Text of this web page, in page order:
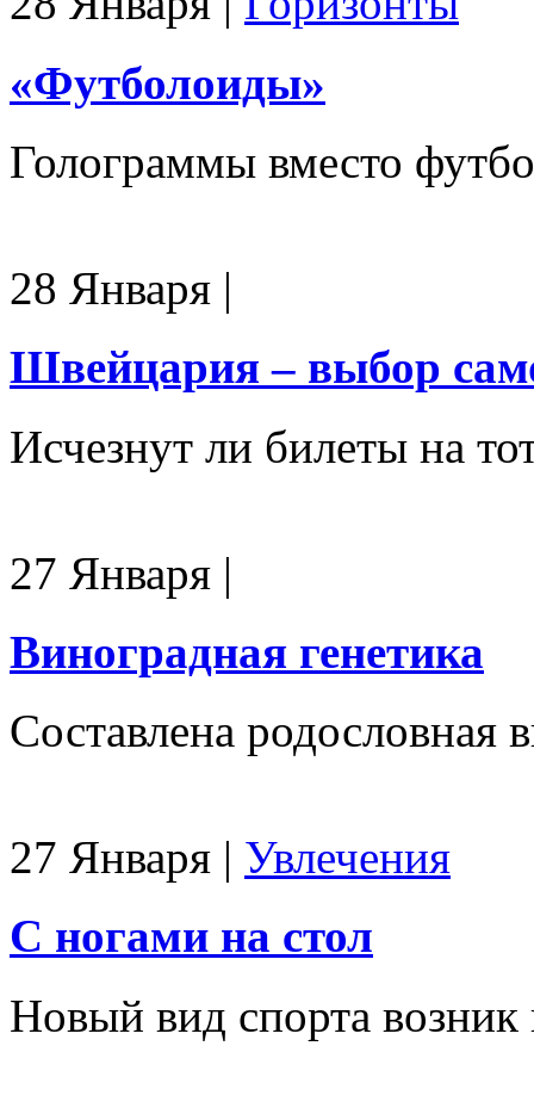
«Футболоиды»
Голограммы вместо
28 Января |
Швейцария – выбор
Исчезнут ли билеты на
27 Января |
Виноградная генетика
Составлена родословная
27 Января | Увлечения
С ногами на стол
Новый вид спорта возник